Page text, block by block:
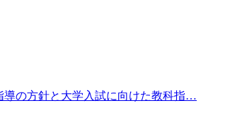
導の方針と大学入試に向けた教科指…